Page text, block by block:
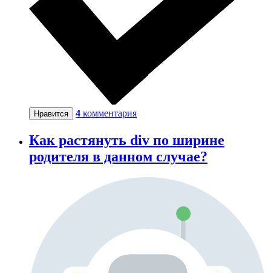
Нравится 4 комментария
Как растянуть div по ширине
родителя в данном случае?